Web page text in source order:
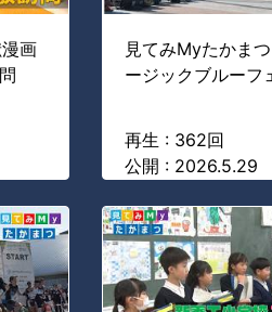
画
見てみMyたかま
ージックブルーフ
再生 : 362回
公開 : 2026.5.29